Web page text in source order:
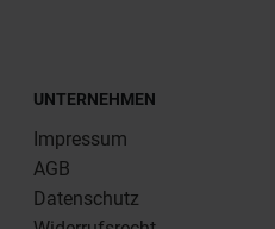
UNTERNEHMEN
Impressum
AGB
Datenschutz